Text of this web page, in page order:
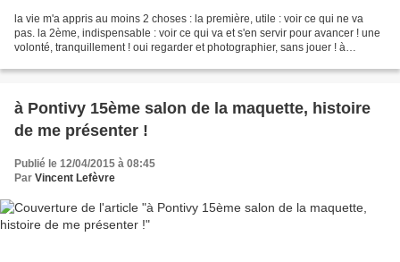
la vie m'a appris au moins 2 choses : la première, utile : voir ce qui ne va
pas. la 2ème, indispensable : voir ce qui va et s'en servir pour avancer ! une
volonté, tranquillement ! oui regarder et photographier, sans jouer ! à
à Pontivy 15ème salon de la maquette, histoire
de me présenter !
Publié le 12/04/2015 à 08:45
Par Vincent Lefèvre